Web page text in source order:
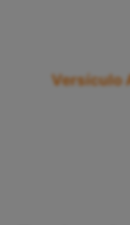
Versículo